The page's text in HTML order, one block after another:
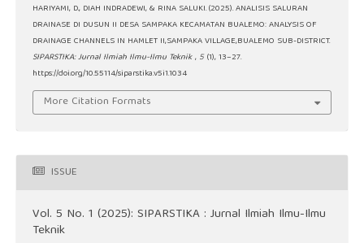
HARIYAMI, D., DIAH INDRADEWI, & RINA SALUKI. (2025). ANALISIS SALURAN
DRAINASE DI DUSUN II DESA SAMPAKA KECAMATAN BUALEMO: ANALYSIS OF
DRAINAGE CHANNELS IN HAMLET II,SAMPAKA VILLAGE,BUALEMO SUB-DISTRICT.
SIPARSTIKA: Jurnal Ilmiah Ilmu-Ilmu Teknik , 5 (1), 13–27.
https://doi.org/10.55114/siparstika.v5i1.1034
More Citation Formats
ISSUE
Vol. 5 No. 1 (2025): SIPARSTIKA : Jurnal Ilmiah Ilmu-Ilmu
Teknik